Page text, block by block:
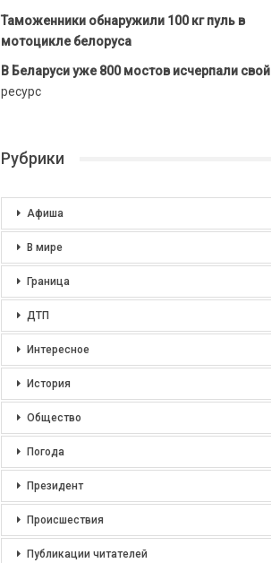
Таможенники обнаружили 100 кг пуль в
мотоцикле белоруса
В Беларуси уже 800 мостов исчерпали свой
ресурс
Рубрики
Афиша
В мире
Граница
ДТП
Интересное
История
Общество
Погода
Президент
Происшествия
Публикации читателей